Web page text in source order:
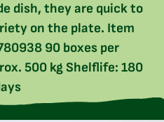
dish, they are quick to
on the plate. Item
90 boxes per
500 kg Shelflife: 180